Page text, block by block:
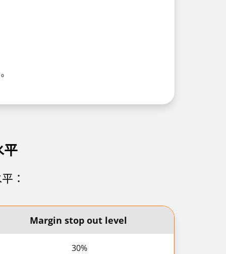
：
Margin stop out level
30%